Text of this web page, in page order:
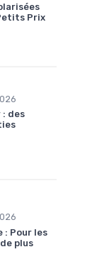
Prix
: des
: Pour les
plus